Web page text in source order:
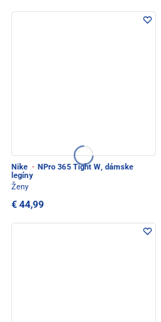
Nike · NPro 365 Tight W, dámske
legíny
Ženy
€ 44,99